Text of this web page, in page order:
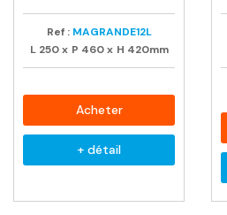
Ref : MAGRANDE12L
L 250 x P 460 x H 420mm
Acheter
+ détail